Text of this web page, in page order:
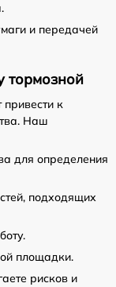
и передачей
тормозной
привести к
Наш
для определения
подходящих
площадки.
рисков и